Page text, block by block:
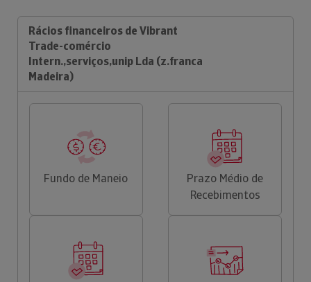
Rácios financeiros de Vibrant
Trade-comércio
Intern.,serviços,unip Lda (z.franca
Madeira)
Fundo de Maneio
Prazo Médio de
Recebimentos